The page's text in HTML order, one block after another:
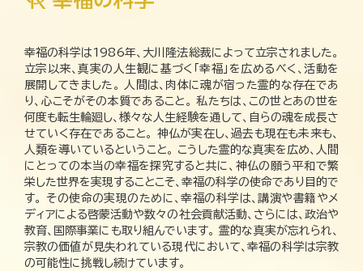
幸福の科学は1986年、大川隆法総裁によって立宗されました。
立宗以来、真実の人生観に基づく「幸福」を広めるべく、活動を
展開してきました。 人間は、肉体に魂が宿った霊的な存在であ
り、心こそがその本質であること。 私たちは、この世とあの世を
何度も転生輪廻し、様々な人生経験を通して、自らの魂を成長さ
せていく存在であること。 神仏が実在し、過去も現在も未来も、
人類を導いているということ。 こうした霊的な真実を広め、人間
にとっての本当の幸福を探究すると共に、神仏の願う平和で繁
栄した世界を実現することこそ、幸福の科学の使命であり目的で
す。 その使命の実現のために、幸福の科学は、講演や書籍やメ
ディアによる啓蒙活動や数々の社会貢献活動、さらには、政治や
教育、国際事業にも取り組んでいます。 霊的な真実が忘れられ、
宗教の価値が見失われている現代において、幸福の科学は宗教
の可能性に挑戦し続けています。